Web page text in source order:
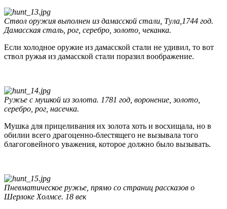
Ствол оружия выполнен из дамасской стали, Тула,1744 год.
Дамасская сталь, рог, серебро, золото, чеканка.
Если холодное оружие из дамасской стали не удивил, то вот
ствол ружья из дамасской стали поразил воображение.
Ружье с мушкой из золота. 1781 год, воронение, золото,
серебро, рог, насечка.
Мушка для прицеливания их золота хоть и восхищала, но в
обилии всего драгоценно-блестящего не вызывала того
благоговейного уважения, которое должно было вызывать.
Пневматическое ружье, прямо со страниц рассказов о
Шерлоке Холмсе. 18 век